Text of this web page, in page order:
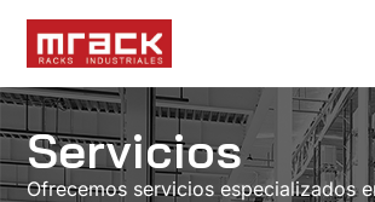
Servicios
Ofrecemos servicios especializados